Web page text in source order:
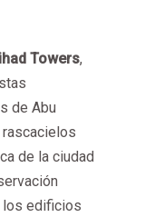
Towers,
de Abu
de la ciudad
los edificios